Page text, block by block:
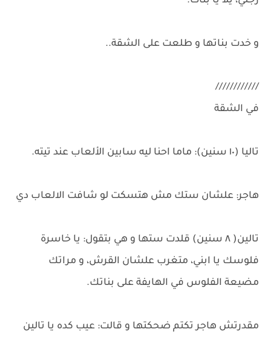
و خدت بناتها و طلعت على الشقة..
////////////
في الشقة
تاليا (١٠ سنين): ماما احنا ليه سابين الألعاب عند تيته.
هاجر: علشان ستك مش هتسكت لو شافت الالعاب دي
تالين( ٨ سنين) قلدت ستها و هي بتقول: يا خاسرة
فلوسك يا ابني، متغرب علشان القرش، و مراتك
مضيعة الفلوس في الهايفة على بناتك.
مقدرتش هاجر تكتم ضحكتها و قالت: عيب كده يا تالين